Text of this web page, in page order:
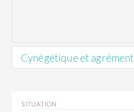
Cynégétique et agrément
occasionnellement.
SITUATION